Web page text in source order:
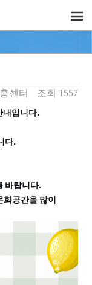
센터
조회 1557
내입니다.
다.
바랍니다.
화공간을 많이